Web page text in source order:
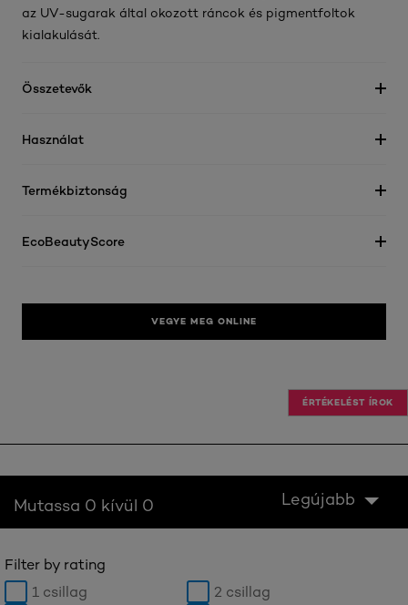
az UV-sugarak által okozott ráncok és pigmentfoltok
kialakulását.
Összetevők
Használat
Termékbiztonság
EcoBeautyScore
VEGYE MEG ONLINE
ÉRTÉKELÉST ÍROK
Mutassa 0 kívül 0 Legújabb
Filter by rating
1 csillag
2 csillag